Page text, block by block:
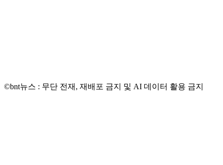
©bnt뉴스 : 무단 전재, 재배포 금지 및 AI 데이터 활용 금지